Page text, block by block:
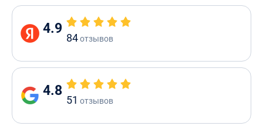
4.9
84отзывов
4.8
51 отзывов